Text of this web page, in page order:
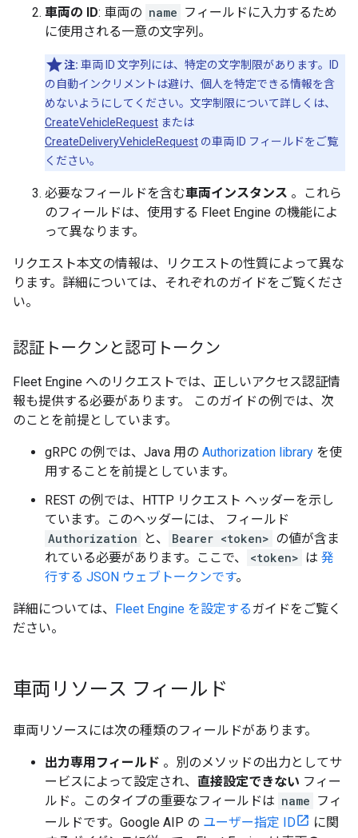
車両の ID: 車両の name フィールドに入力するため
に使用される一意の文字列。
注: 車両 ID 文字列には、特定の文字制限があります。ID
の自動インクリメントは避け、個人を特定できる情報を含
めないようにしてください。文字制限について詳しくは、
CreateVehicleRequest または
CreateDeliveryVehicleRequest の車両 ID フィールドをご覧
ください。
必要なフィールドを含む車両インスタンス 。これら
のフィールドは、使用する Fleet Engine の機能によ
って異なります。
リクエスト本文の情報は、リクエストの性質によって異な
ります。詳細については、それぞれのガイドをご覧くださ
い。
認証トークンと認可トークン
Fleet Engine へのリクエストでは、正しいアクセス認証情
報も提供する必要があります。 このガイドの例では、次
のことを前提としています。
gRPC の例では、Java 用の Authorization library を使
用することを前提としています。
REST の例では、HTTP リクエスト ヘッダーを示し
ています。このヘッダーには、 フィールド
Authorization
と、 Bearer <token> の値が含ま
れている必要があります。ここで、
<token> は 発
行する JSON ウェブトークンです。
詳細については、 Fleet Engine を設定する ガイドをご覧く
ださい。
車両リソース フィールド
車両リソースには次の種類のフィールドがあります。
出力専用フィールド 。別のメソッドの出力としてサ
ービスによって設定され、 直接設定できない フィー
ルド。このタイプの重要なフィールドは name フィ
ールドです。Google AIP の ユーザー指定 ID
に関